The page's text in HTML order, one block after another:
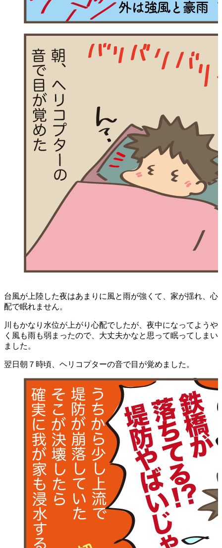
台風が上陸した夜はあまりに風と雨が強くて、 家が揺れ、心
配で眠れません。
川もかなり水位が上がり心配でしたが、夜中になってようや
く風も雨も弱まったので、大丈夫かなと思って眠ってしまい
ました。
翌日朝７時頃、ヘリコプターの音で目が覚めました。